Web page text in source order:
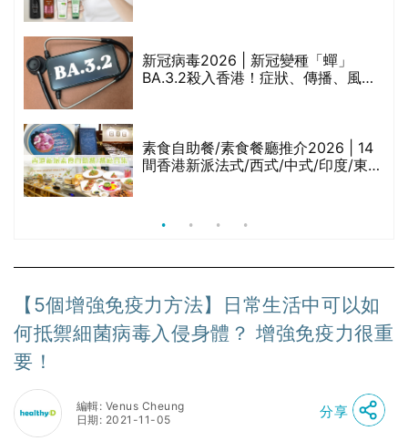
新冠病毒2026 | 新冠變種「蟬」
BA.3.2殺入香港！症狀、傳播、風險
素食自助餐/素食餐廳推介2026 | 14
間香港新派法式/西式/中式/印度/東南
【5個增強免疫力方法】日常生活中可以如
何抵禦細菌病毒入侵身體？ 增強免疫力很重
要！
編輯: Venus Cheung
日期: 2021-11-05
分享